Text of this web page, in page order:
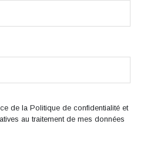
de la Politique de confidentialité et
au traitement de mes données